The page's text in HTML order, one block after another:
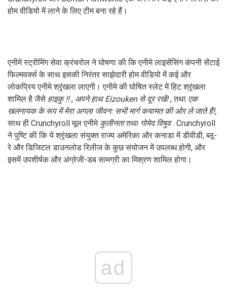
होम वीडियो में लाने के लिए टीम बना रहे हैं।
एनीमे स्ट्रीमिंग सेवा क्रंचरोल ने घोषणा की कि एनीमे लाइसेंसिंग कंपनी सेंटाई
फिल्मवर्क्स के साथ इसकी निरंतर साझेदारी होम वीडियो में कई और
लोकप्रिय एनीमे श्रृंखला लाएगी। एनीमे की घोषित स्लेट में हिट श्रृंखला
शामिल है जैसे हाइकु !!, अपने हाथ Eizouken से दूर रखें!, तथा एक
खलनायक के रूप में मेरा अगला जीवन: सभी मार्ग कयामत की ओर ले जाते हैं!,
साथ ही Crunchyroll मूल एनीमे कुलीनतातथा गोमेद विषुव. Crunchyroll
ने पुष्टि की कि ये श्रृंखला संयुक्त राज्य अमेरिका और कनाडा में डीवीडी, ब्लू-
रे और डिजिटल डाउनलोड रिलीज के कुछ संयोजन में उपलब्ध होगी, और
इसमें उपशीर्षक और अंग्रेजी-डब सामग्री का मिश्रण शामिल होगा।
ad